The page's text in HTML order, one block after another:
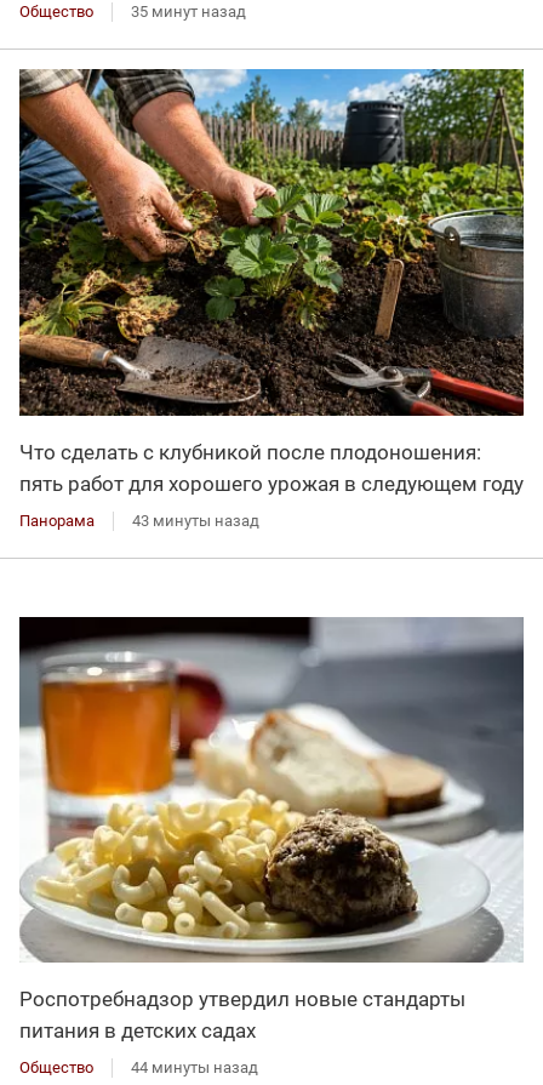
Общество 35 минут назад
Что сделать с клубникой после плодоношения:
пять работ для хорошего урожая в следующем году
Панорама 43 минуты назад
Роспотребнадзор утвердил новые стандарты
питания в детских садах
Общество 44 минуты назад